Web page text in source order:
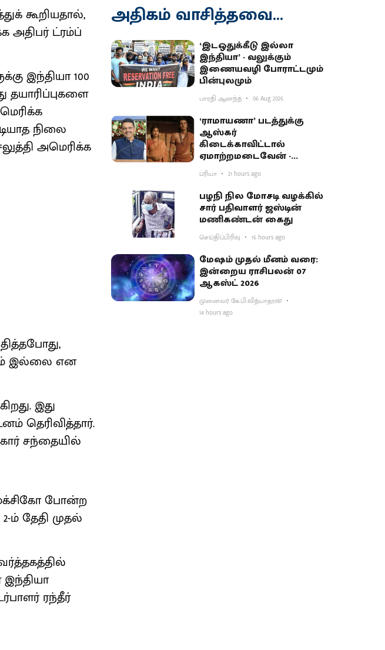
கூறியதால்,
அதிபர் ட்ரம்ப்
இந்தியா 100
தயாரிப்புகளை
நிலை
அமெரிக்க
இல்லை என
இது
தெரிவித்தார்.
சந்தையில்
போன்ற
ம் தேதி முதல்
ரந்தீர்
அதிகம் வாசித்தவை...
‘இடஒதுக்கீடு இல்லா
இந்தியா’ - வலுக்கும்
இணையவழி போராட்டமும்
பின்புலமும்
பாரதி ஆனந்த் 06 Aug 2026
‘ராமாயணா’ படத்துக்கு
ஆஸ்கர்
கிடைக்காவிட்டால்
ஏமாற்றமடைவேன் -
மகாராஷ்டிர முதல்வர்
பகிர்வு
ப்ரியா 21 hours ago
பழநி நில மோசடி வழக்கில்
சார் பதிவாளர் ஜஸ்டின்
மணிகண்டன் கைது
செய்திப்பிரிவு 16 hours ago
மேஷம் முதல் மீனம் வரை:
இன்றைய ராசிபலன் 07
ஆகஸ்ட் 2026
முனைவர் கே.பி.வித்யாதரன்
14 hours ago